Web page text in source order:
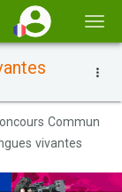
la
Commun
vivantes